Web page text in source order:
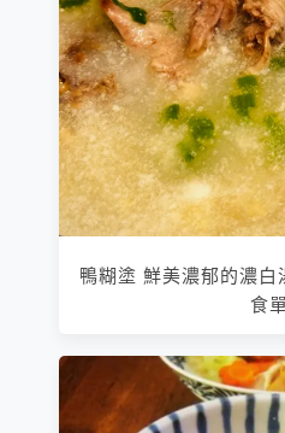
鴨糊塗 鮮美濃郁的濃白
食